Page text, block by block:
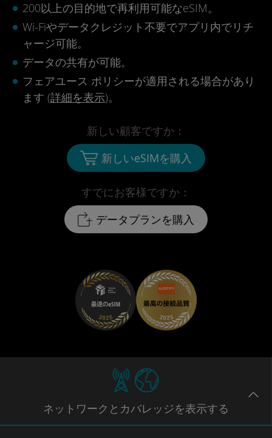
200以上の目的地で再利用可能なeSIM。
Wi-Fiやデータクレジット不要でアプリ内でリチ
ャージ可能。
データの共有が可能。
フェアユース ポリシーが適用される場合があり
ます (詳細を表示)。
すでにお客様ですか：
データプランを購入
新しい顧客ですか：
新しいeSIMを購入
ネットワークとカバレッジを表示する